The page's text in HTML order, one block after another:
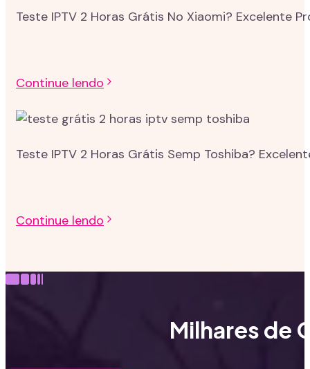
Teste IPTV 2 Horas Grátis No Xiaomi? Excelente
Continue lendo
Teste IPTV 2 Horas Grátis Semp Toshiba?
Continue lendo
Milhares de